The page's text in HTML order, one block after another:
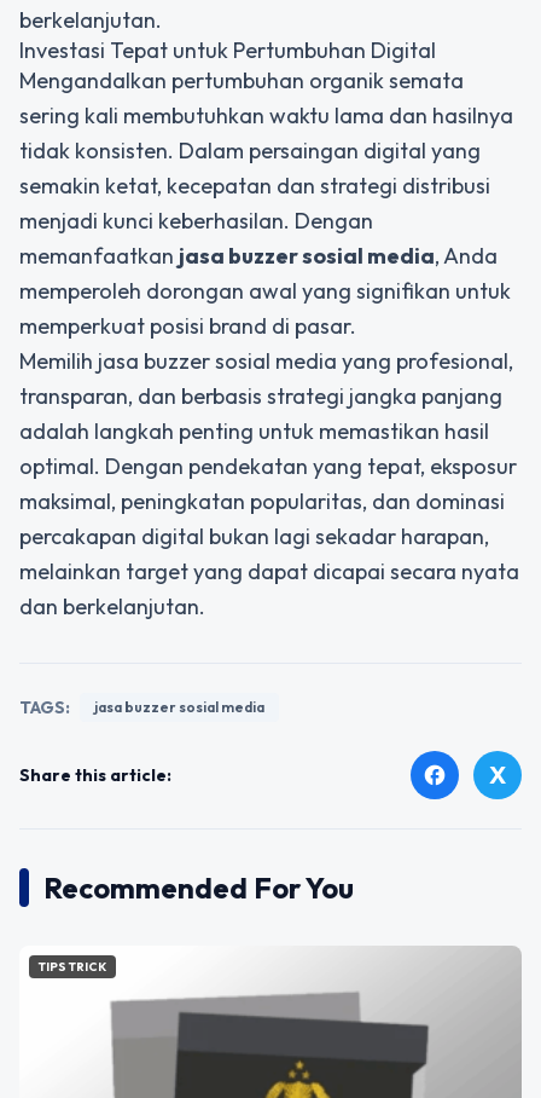
berkelanjutan.
Investasi Tepat untuk Pertumbuhan Digital
Mengandalkan pertumbuhan organik semata
sering kali membutuhkan waktu lama dan hasilnya
tidak konsisten. Dalam persaingan digital yang
semakin ketat, kecepatan dan strategi distribusi
menjadi kunci keberhasilan. Dengan
memanfaatkan jasa buzzer sosial media, Anda
memperoleh dorongan awal yang signifikan untuk
memperkuat posisi brand di pasar.
Memilih jasa buzzer sosial media yang profesional,
transparan, dan berbasis strategi jangka panjang
adalah langkah penting untuk memastikan hasil
optimal. Dengan pendekatan yang tepat, eksposur
maksimal, peningkatan popularitas, dan dominasi
percakapan digital bukan lagi sekadar harapan,
melainkan target yang dapat dicapai secara nyata
dan berkelanjutan.
TAGS: jasa buzzer sosial media
Share this article: facebook X
Recommended For You
TIPS TRICK